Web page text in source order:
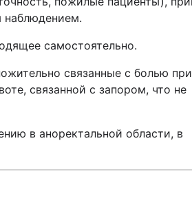
наблюдением.
самостоятельно.
связанные с болью при
связанной с запором, что не
в аноректальной области, в